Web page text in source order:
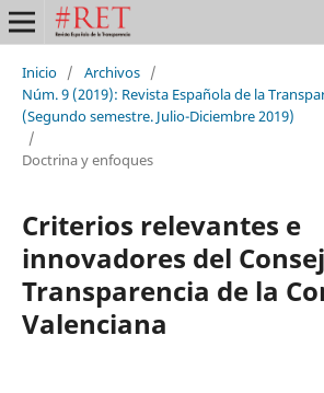
Inicio / Archivos /
Núm. 9 (2019): Revista Española de la
(Segundo semestre. Julio-Diciembre 2019)
/
Doctrina y enfoques
Criterios relevantes e
innovadores del
Transparencia de la
Valenciana